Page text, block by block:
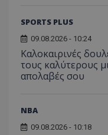
SPORTS PLUS
09.08.2026 - 10:24
Καλοκαιρινές
τους καλύτερους
απολαβές σου
NBA
09.08.2026 - 10:18